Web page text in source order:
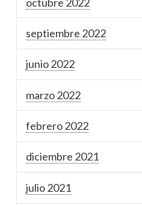
septiembre 2022
junio 2022
marzo 2022
febrero 2022
diciembre 2021
julio 2021